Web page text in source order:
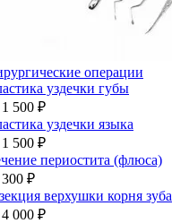
операции
уздечки губы
500 ₽
уздечки языка
500 ₽
периостита (флюса)
₽
верхушки корня зуба
000 ₽